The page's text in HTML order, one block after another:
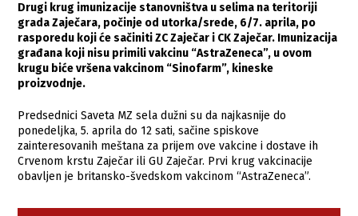
Drugi krug imunizacije stanovništva u selima na teritoriji
grada Zaječara, počinje od utorka/srede, 6/7. aprila, po
rasporedu koji će sačiniti ZC Zaječar i CK Zaječar. Imunizacija
građana koji nisu primili vakcinu “AstraZeneca”, u ovom
krugu biće vršena vakcinom “Sinofarm”, kineske
proizvodnje.
Predsednici Saveta MZ sela dužni su da najkasnije do
ponedeljka, 5. aprila do 12 sati, sačine spiskove
zainteresovanih meštana za prijem ove vakcine i dostave ih
Crvenom krstu Zaječar ili GU Zaječar. Prvi krug vakcinacije
obavljen je britansko-švedskom vakcinom “AstraZeneca”.